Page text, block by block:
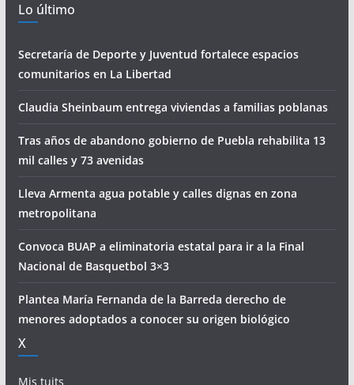
Lo último
Secretaría de Deporte y Juventud fortalece espacios
comunitarios en La Libertad
Claudia Sheinbaum entrega viviendas a familias poblanas
Tras años de abandono gobierno de Puebla rehabilita 13
mil calles y 73 avenidas
Lleva Armenta agua potable y calles dignas en zona
metropolitana
Convoca BUAP a eliminatoria estatal para ir a la Final
Nacional de Basquetbol 3×3
Plantea María Fernanda de la Barreda derecho de
menores adoptados a conocer su origen biológico
X
Mis tuits